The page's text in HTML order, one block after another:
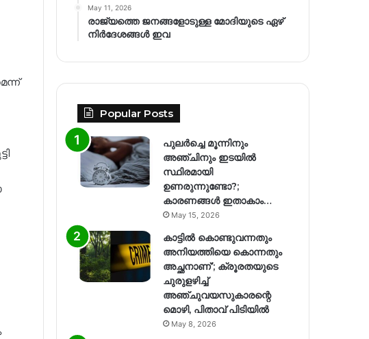
May 11, 2026
രാജ്യത്തെ ജനങ്ങളോടുള്ള മോദിയുടെ ഏഴ്
നിര്‍ദേശങ്ങള്‍ ഇവ
Popular Posts
പുലർച്ചെ മൂന്നിനും
അഞ്ചിനും ഇടയിൽ
സ്ഥിരമായി
ഉണരുന്നുണ്ടോ?;
കാരണങ്ങള്‍ ഇതാകാം…
May 15, 2026
കാട്ടിൽ കൊണ്ടുവന്നതും
അനിയത്തിയെ കൊന്നതും
അച്ഛനാണ്’; ക്രൂരതയുടെ
ചുരുളഴിച്ച്
അഞ്ചുവയസുകാരന്റെ
മൊഴി, പിതാവ് പിടിയിൽ
May 8, 2026